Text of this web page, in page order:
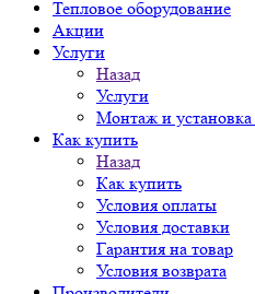
Тепловое оборудование
Акции
Услуги
Назад
Услуги
Монтаж и
Как купить
Назад
Как купить
Условия оплаты
Условия доставки
Гарантия на товар
Условия возврата